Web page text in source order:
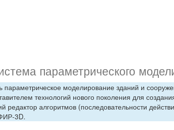
параметрического
параметрическое моделирование зданий и
технологий нового поколения для
редактор алгоритмов (последовательности
3D.